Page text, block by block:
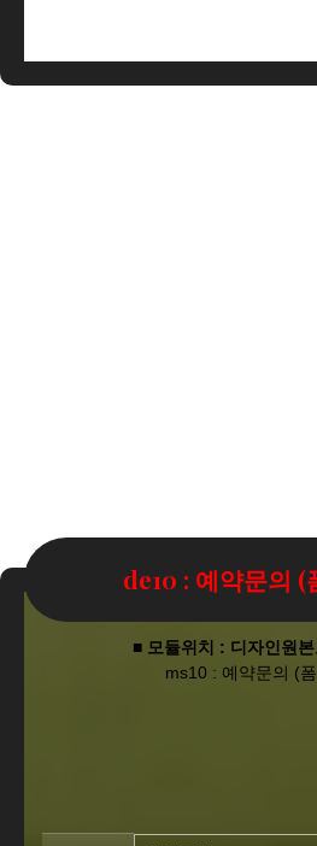
de10 : 예약문의 (
■ 모듈위치 : 디자인원
ms10 : 예약문의 (